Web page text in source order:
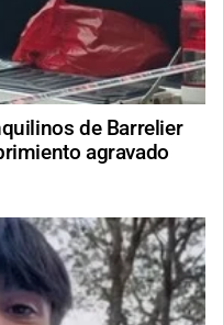
de Barrelier
agravado